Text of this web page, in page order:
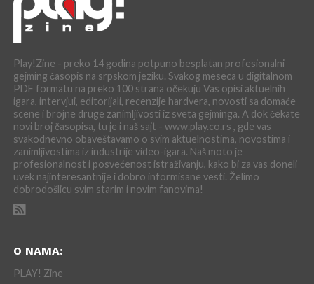
Play!Zine - preko 14 godina potpuno besplatan profesionalni
gejming časopis na srpskom jeziku. Svakog meseca u digitalnom
PDF formatu na preko 100 strana očekuju Vas opisi aktuelnih
igara, intervjui, editorijali, recenzije hardvera, novosti sa domaće
scene i brojne druge zanimljivosti iz sveta gejminga. A dok čekate
novi broj časopisa, tu je i naš sajt - www.play.co.rs , gde vas
svakodnevno obaveštavamo o svim aktuelnostima, novostima i
zanimljivostima iz industrije video-igara. Naš moto je
profesionalnost i posvećenost istraživanju, kako bi za vas doneli
uvek najinteresantnije i dobro informisane vesti. Želimo
dobrodošlicu svim starim i novim fanovima!
O NAMA:
PLAY! Zine